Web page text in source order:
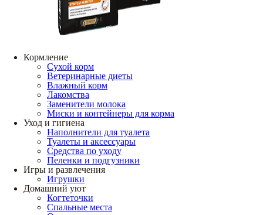
Кормление
Сухой корм
Ветеринарные диеты
Влажный корм
Лакомства
Заменители молока
Миски и контейнеры для корма
Уход и гигиена
Наполнители для туалета
Туалеты и аксессуары
Средства по уходу
Пеленки и подгузники
Игры и развлечения
Игрушки
Домашний уют
Когтеточки
Спальные места